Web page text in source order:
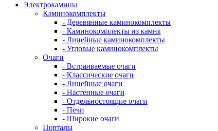
Электрокамины
Каминокомплекты
- Деревянные каминокомплекты
- Каминокомплекты из камня
- Линейные каминокомплекты
- Угловые каминокомплекты
Очаги
- Встраиваемые очаги
- Классические очаги
- Линейные очаги
- Настенные очаги
- Отдельностоящие очаги
- Печи
- Широкие очаги
Порталы